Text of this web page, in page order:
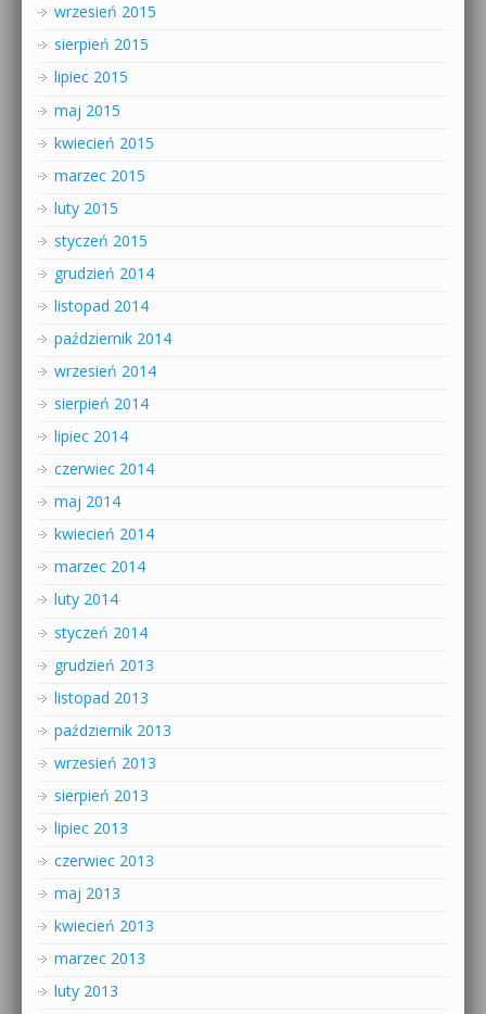
wrzesień 2015
sierpień 2015
lipiec 2015
maj 2015
kwiecień 2015
marzec 2015
luty 2015
styczeń 2015
grudzień 2014
listopad 2014
październik 2014
wrzesień 2014
sierpień 2014
lipiec 2014
czerwiec 2014
maj 2014
kwiecień 2014
marzec 2014
luty 2014
styczeń 2014
grudzień 2013
listopad 2013
październik 2013
wrzesień 2013
sierpień 2013
lipiec 2013
czerwiec 2013
maj 2013
kwiecień 2013
marzec 2013
luty 2013